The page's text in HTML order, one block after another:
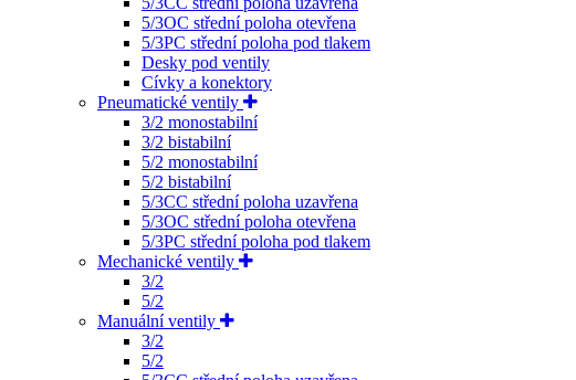
5/3OC střední poloha otevřena
5/3PC střední poloha pod tlakem
Desky pod ventily
Cívky a konektory
Pneumatické ventily
3/2 monostabilní
3/2 bistabilní
5/2 monostabilní
5/2 bistabilní
5/3CC střední poloha uzavřena
5/3OC střední poloha otevřena
5/3PC střední poloha pod tlakem
Mechanické ventily
3/2
5/2
Manuální ventily
3/2
5/2